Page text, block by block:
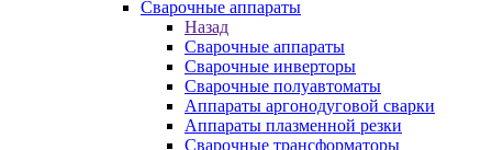
Сварочные аппараты
Назад
Сварочные аппараты
Сварочные инверторы
Сварочные полуавтоматы
Аппараты аргонодуговой сварки
Аппараты плазменной резки
Сварочные трансформаторы